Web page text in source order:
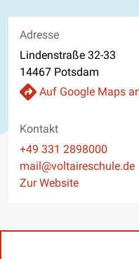
Adresse
Lindenstraße 32-33
14467 Potsdam
Auf Google Maps
Kontakt
Telefon
+49 331 2898000
E-Mail
mail@voltaireschule.de
Website
Zur Website